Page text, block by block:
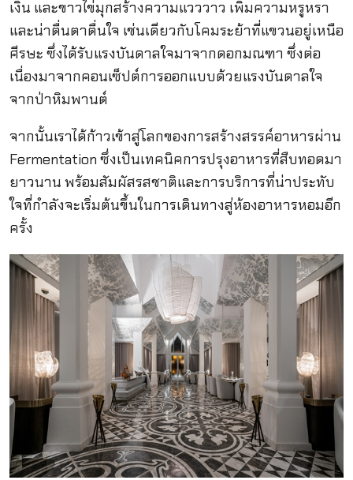
เงิน และขาวไข่มุกสร้างความแวววาว เพิ่มความหรูหรา
และน่าตื่นตาตื่นใจ เช่นเดียวกับโคมระย้าที่แขวนอยู่เหนือ
ศีรษะ ซึ่งได้รับแรงบันดาลใจมาจากดอกมณฑา ซึ่งต่อ
เนื่องมาจากคอนเซ็ปต์การออกแบบด้วยแรงบันดาลใจ
จากป่าหิมพานต์
จากนั้นเราได้ก้าวเข้าสู่โลกของการสร้างสรรค์อาหารผ่าน
Fermentation ซึ่งเป็นเทคนิคการปรุงอาหารที่สืบทอดมา
ยาวนาน พร้อมสัมผัสรสชาติและการบริการที่น่าประทับ
ใจที่กำลังจะเริ่มต้นขึ้นในการเดินทางสู่ห้องอาหารหอมอีก
ครั้ง